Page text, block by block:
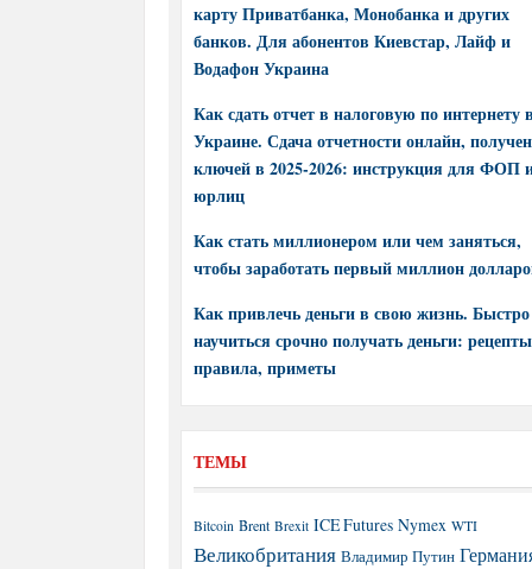
карту Приватбанка, Монобанка и других
банков. Для абонентов Киевстар, Лайф и
Водафон Украина
Как сдать отчет в налоговую по интернету в
Украине. Сдача отчетности онлайн,
ключей в 2025-2026: инструкция для ФОП
юрлиц
Как стать миллионером или чем заняться,
чтобы заработать первый миллион
Как привлечь деньги в свою жизнь. Быстро
научиться срочно получать деньги:
правила, приметы
ТЕМЫ
Bitcoin Brent Brexit ICE Futures Nymex WTI
Великобритания Владимир Путин